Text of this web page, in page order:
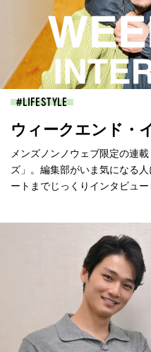
LIFESTYLE
ウィークエンド・
メンズノンノウェブ限定の連
ズ」。編集部がいま気になる
ートまでじっくりインタビュー